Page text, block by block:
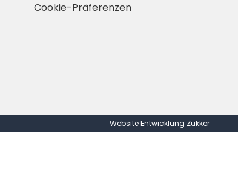
Cookie-Präferenzen
Website Entwicklung Zukker